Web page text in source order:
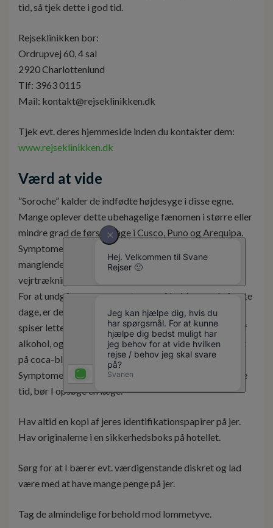
tid, så tjek dette i god tid.
Rejseklinikken bor:
Ordrupvej 60, 4 sal
2920 Charlottenlund
Tlf: 3963 0115
Mail: kontakt@rejseklinikken.dk
Tjek evt. deres hjemmeside inden du kontakter dem:
www.rejseklinikken.dk
Værd at vide
”Soroche” kalder de indfødte højdesyge i disse egne.
Mange oplever dette ubehagelige fænomen i større eller
mindre grad de første dage i Cusco, Puno og Arequipa.
Symptomerne er hovedpine, svimmelhed, kvalme,
manglende appetit, søvnløshed og besværlig
vejrtrækning.
For at undgå sværere symptomer på højdesyge de første
dage, er det vigtigt, at I undgår fysiske udfordringer,
spiser lette måltider, reducerer rygning og indtagelse af
alkohol, og at I drikker masser afmate de coca(te lavet
på coca-blade).
Symptomerne varer nogle dage. Hvis de varer i længere
tid, bør I opsøge en læge.
Hav altid en kopi af jeres identifikationspapirer på jer.
Hav originalerne i en sikkerhedsboks på hotellet.
Sørg for at I bærer evt. værdigenstande diskret og lad
være med at have mange penge på jer.
Tag de almindelige forbehold mod lommetyve.